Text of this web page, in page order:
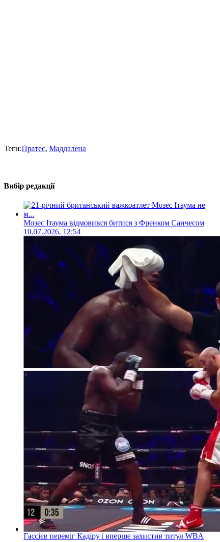
Теги:Пратес, Маддалена
Вибір редакції
Мозес Ітаума відмовився битися з Френком Санчесом
10.07.2026, 12:54
Гассієв переміг Кадіру і вперше захистив титул WBA